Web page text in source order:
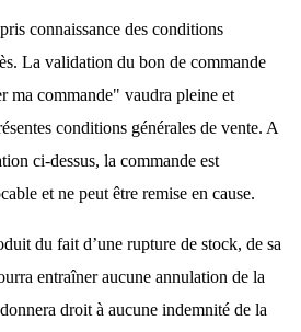
connaissance des conditions
La validation du bon de commande
ma commande" vaudra pleine et
conditions générales de vente. A
ci-dessus, la commande est
et ne peut être remise en cause.
du fait d’une rupture de stock, de sa
entraîner aucune annulation de la
droit à aucune indemnité de la